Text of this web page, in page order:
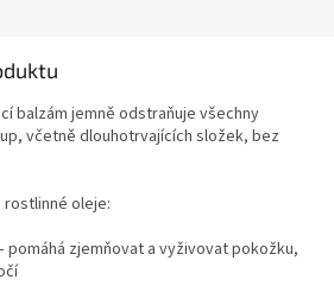
balzám jemně odstraňuje všechny
včetně dlouhotrvajících složek, bez
oleje:
pomáhá zjemňovat a vyživovat pokožku,